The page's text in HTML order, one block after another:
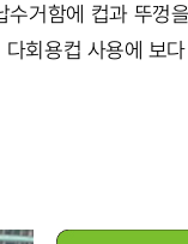
거함에 컵과 뚜껑
회용컵 사용에 보